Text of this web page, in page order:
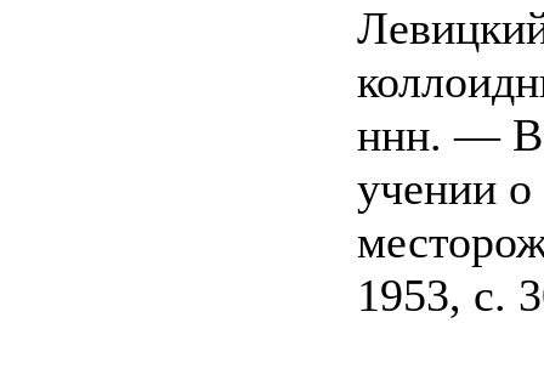
ннн. — В
учении
1953, с.